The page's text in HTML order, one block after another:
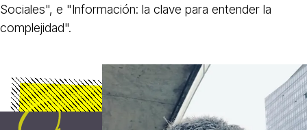
Sociales", e "Información: la clave para entender la
complejidad".